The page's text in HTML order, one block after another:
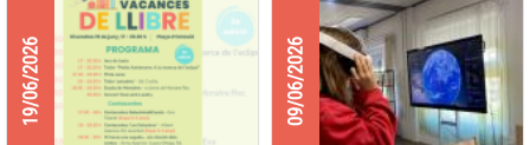
19/06/2026 09/06/2026